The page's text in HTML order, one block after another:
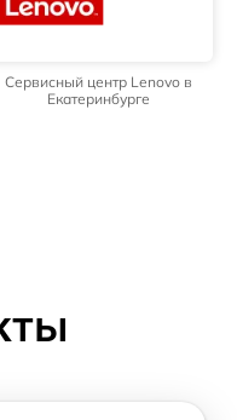
Сервисный центр Lenovo в
Екатеринбурге